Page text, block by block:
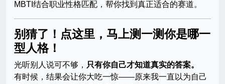
MBTI结合职业性格匹配，帮你找到真正适合的赛道。
别猜了！点这里，马上测一测你是哪一
型人格！
光听别人说可不够， 只有你自己才知道真实的答案。
有时候，结果会让你大吃一惊——原来我一直以为自己